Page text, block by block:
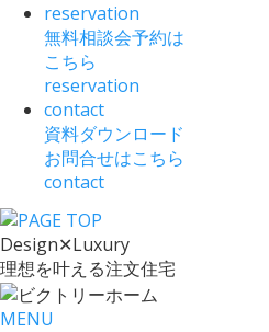
reservation
無料相談会予約は
こちら
reservation
contact
資料ダウンロード
お問合せはこちら
contact
Design✕Luxury
理想を叶える注文住宅
MENU